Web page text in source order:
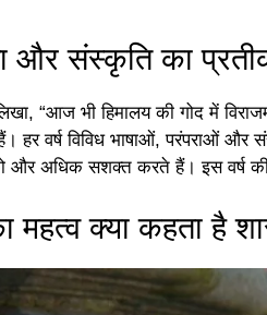
और संस्कृति का
“आज भी हिमालय की गोद में
हर वर्ष विविध भाषाओं, परंपराओं
और अधिक सशक्त करते हैं। इस वर्ष की
महत्व क्या कहता है